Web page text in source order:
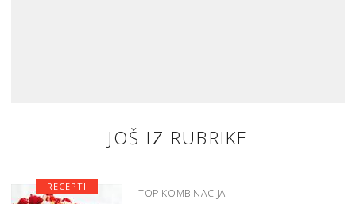
JOŠ IZ RUBRIKE
TOP KOMBINACIJA
RECEPTI